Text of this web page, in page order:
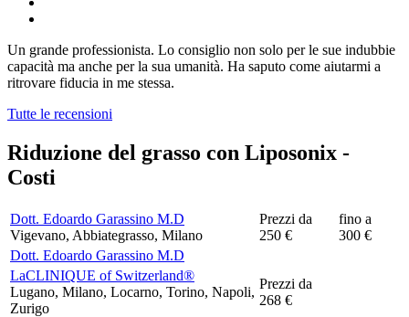
Un grande professionista. Lo consiglio non solo per le sue indubbie
capacità ma anche per la sua umanità. Ha saputo come aiutarmi a
ritrovare fiducia in me stessa.
Tutte le recensioni
Riduzione del grasso con Liposonix -
Costi
Dott. Edoardo Garassino M.D
Vigevano, Abbiategrasso, Milano
Prezzi da
250 €
fino a
300 €
Dott. Edoardo Garassino M.D
LaCLINIQUE of Switzerland®
Lugano, Milano, Locarno, Torino, Napoli,
Zurigo
Prezzi da
268 €